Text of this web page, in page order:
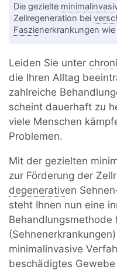
Die gezielte
Zellregeneration bei
Faszienerkrankungen wie
Leiden Sie unter
die Ihren Alltag
zahlreiche
scheint dauerhaft zu
viele Menschen
Problemen.
Mit der gezielten
zur Förderung der
degenerativen
steht Ihnen nun eine
minimalinvasive
beschädigtes